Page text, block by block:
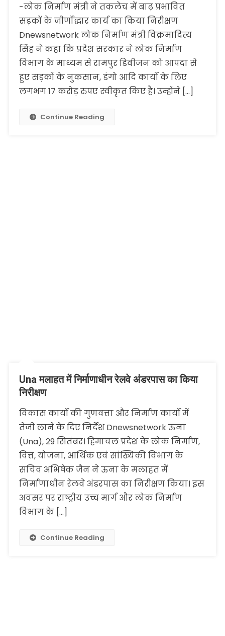
-लोक निर्माण मंत्री ने तकलेच में बाढ़ प्रभावित
सड़कों के जीर्णोद्धार कार्य का किया निरीक्षण
Dnewsnetwork लोक निर्माण मंत्री विक्रमादित्य
सिंह ने कहा कि प्रदेश सरकार ने लोक निर्माण
विभाग के माध्यम से रामपुर डिवीजन को आपदा से
हुए सड़कों के नुकसान, डंगो आदि कार्यों के लिए
लगभग 17 करोड़ रुपए स्वीकृत किए है। उन्होंने […]
Continue Reading
Una मलाहत में निर्माणाधीन रेलवे अंडरपास का किया
निरीक्षण
विकास कार्यों की गुणवत्ता और निर्माण कार्यों में
तेजी लाने के दिए निर्देश Dnewsnetwork ऊना
(Una), 29 सितंबर। हिमाचल प्रदेश के लोक निर्माण,
वित्त, योजना, आर्थिक एवं सांख्यिकी विभाग के
सचिव अभिषेक जैन ने ऊना के मलाहत में
निर्माणाधीन रेलवे अंडरपास का निरीक्षण किया। इस
अवसर पर राष्ट्रीय उच्च मार्ग और लोक निर्माण
विभाग के […]
Continue Reading